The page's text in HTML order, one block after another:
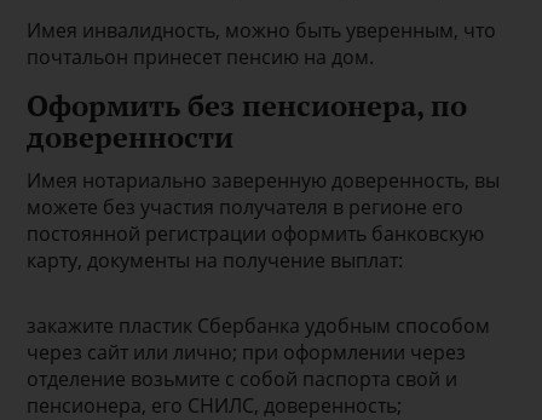
Имея инвалидность, можно быть уверенным, что
почтальон принесет пенсию на дом.
Оформить без пенсионера, по
доверенности
Имея нотариально заверенную доверенность, вы
можете без участия получателя в регионе его
постоянной регистрации оформить банковскую
карту, документы на получение выплат:
закажите пластик Сбербанка удобным способом
через сайт или лично; при оформлении через
отделение возьмите с собой паспорта свой и
пенсионера, его СНИЛС, доверенность;